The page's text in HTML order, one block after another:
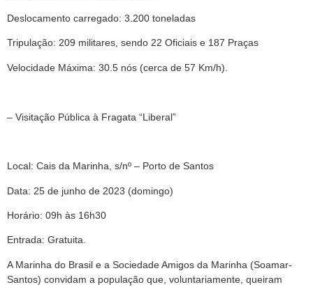
Deslocamento carregado: 3.200 toneladas
Tripulação: 209 militares, sendo 22 Oficiais e 187 Praças
Velocidade Máxima: 30.5 nós (cerca de 57 Km/h).
– Visitação Pública à Fragata “Liberal”
Local: Cais da Marinha, s/nº – Porto de Santos
Data: 25 de junho de 2023 (domingo)
Horário: 09h às 16h30
Entrada: Gratuita.
A Marinha do Brasil e a Sociedade Amigos da Marinha (Soamar-
Santos) convidam a população que, voluntariamente, queiram